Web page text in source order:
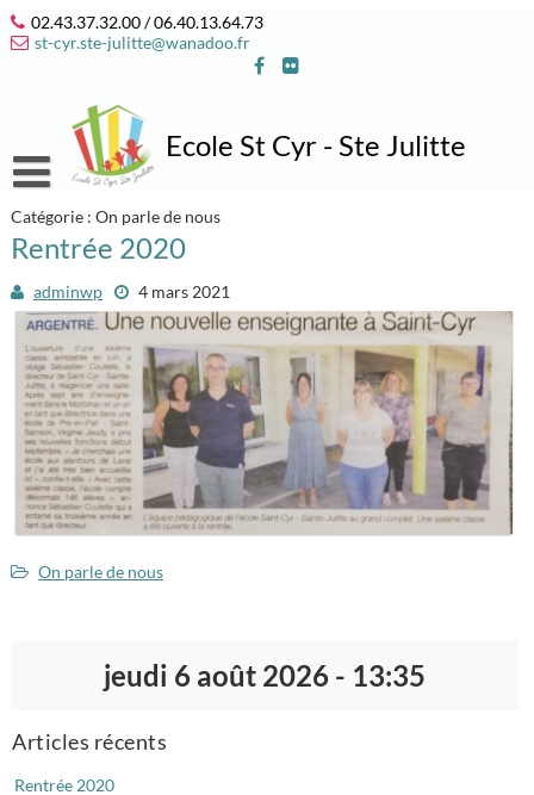
Skip
to
content
02.43.37.32.00 / 06.40.13.64.73
st-cyr.ste-julitte@wanadoo.fr
Ecole St Cyr - Ste Julitte
Accueil
Notre école
L’équipe 2025/2026
Notre projet éducatif et pastoral
Projet d’année 2025/2026
Vie des classes et des associations
On parle de nous…
Infos pratiques
Où sommes nous ?
Contact
Horaires de l’école
Inscriptions / Contributions 2025-2026
Date des vacances scolaires 2025-2026
Infos transmises dans les cartables
Associations
APEL
OGEC
Espace élèves
Jeux en ligne
Catégorie : On parle de nous
Rentrée 2020
adminwp 4 mars 2021
On parle de nous
jeudi 6 août 2026 - 13:35
Articles récents
Rentrée 2020